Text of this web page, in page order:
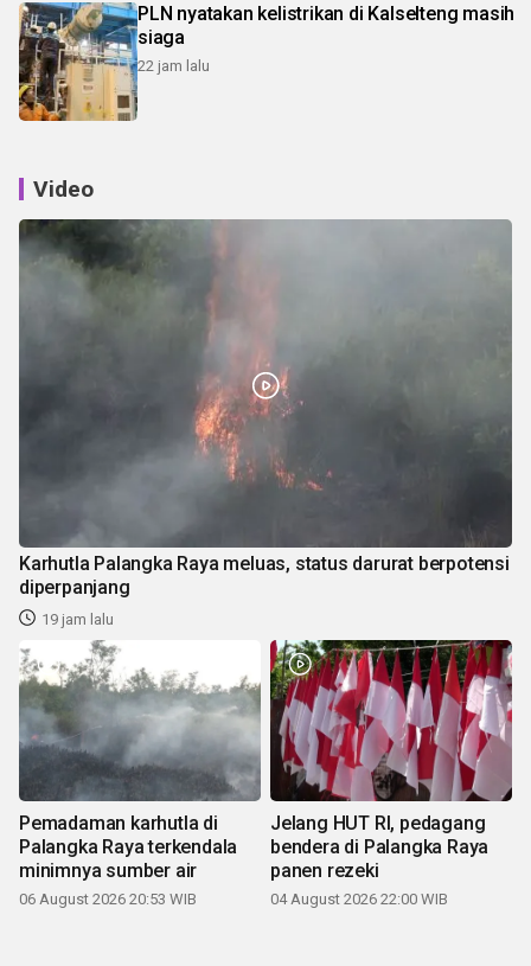
PLN nyatakan kelistrikan di Kalselteng masih
siaga
22 jam lalu
Video
Karhutla Palangka Raya meluas, status darurat berpotensi
diperpanjang
19 jam lalu
Pemadaman karhutla di
Palangka Raya terkendala
minimnya sumber air
06 August 2026 20:53 WIB
Jelang HUT RI, pedagang
bendera di Palangka Raya
panen rezeki
04 August 2026 22:00 WIB